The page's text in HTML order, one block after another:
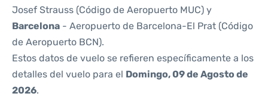
Josef Strauss (Código de Aeropuerto MUC) y
Barcelona - Aeropuerto de Barcelona-El Prat (Código
de Aeropuerto BCN).
Estos datos de vuelo se refieren específicamente a los
detalles del vuelo para el Domingo, 09 de Agosto de
2026.